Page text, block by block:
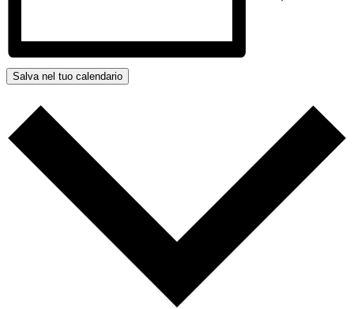
Salva nel tuo calendario